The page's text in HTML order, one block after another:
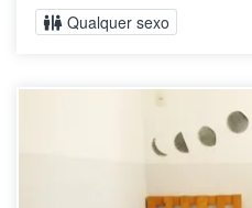
Qualquer sexo